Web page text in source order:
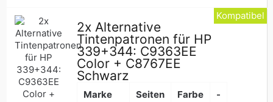
2x Alternative
Tintenpatronen für HP
339+344: C9363EE
Color + C8767EE
Schwarz
Marke Seiten Farbe -
Kompatibel